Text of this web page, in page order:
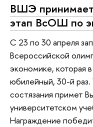
ВШЭ
этап ВсОШ по
С 23 по 30 апреля
Всероссийской
экономике, которая
юбилейный, 30-й раз.
состязания примет
университетском
Награждение